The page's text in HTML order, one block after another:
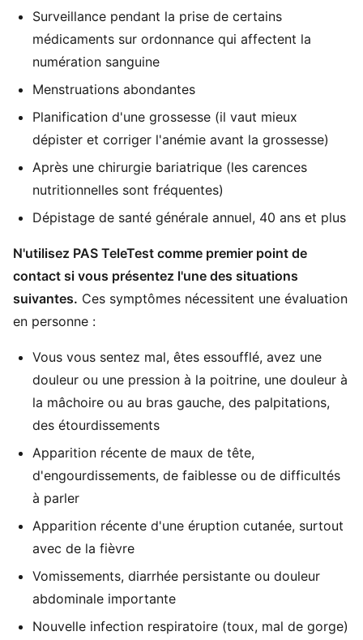
Surveillance pendant la prise de certains
médicaments sur ordonnance qui affectent la
numération sanguine
Menstruations abondantes
Planification d'une grossesse (il vaut mieux
dépister et corriger l'anémie avant la grossesse)
Après une chirurgie bariatrique (les carences
nutritionnelles sont fréquentes)
Dépistage de santé générale annuel, 40 ans et plus
N'utilisez PAS TeleTest comme premier point de
contact si vous présentez l'une des situations
suivantes. Ces symptômes nécessitent une évaluation
en personne :
Vous vous sentez mal, êtes essoufflé, avez une
douleur ou une pression à la poitrine, une douleur à
la mâchoire ou au bras gauche, des palpitations,
des étourdissements
Apparition récente de maux de tête,
d'engourdissements, de faiblesse ou de difficultés
à parler
Apparition récente d'une éruption cutanée, surtout
avec de la fièvre
Vomissements, diarrhée persistante ou douleur
abdominale importante
Nouvelle infection respiratoire (toux, mal de gorge)